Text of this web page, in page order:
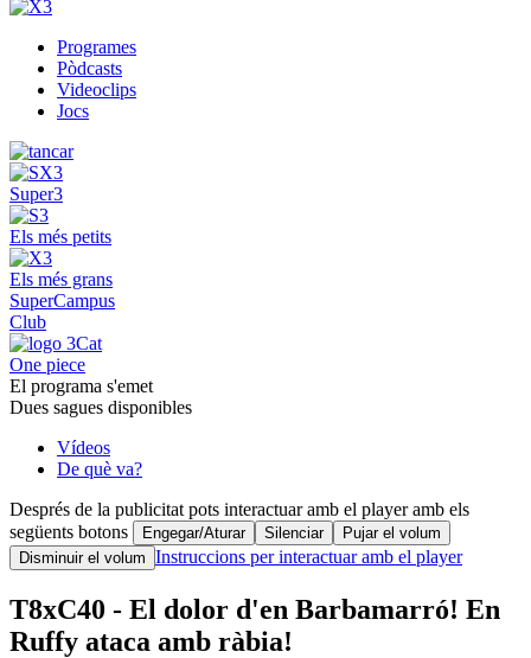
Programes
Pòdcasts
Videoclips
Jocs
Super3
Els més petits
Els més grans
SuperCampus
Club
One piece
El programa s'emet
Dues sagues disponibles
Vídeos
De què va?
Després de la publicitat pots interactuar amb el player amb els
següents botons
Engegar/Aturar Silenciar
Pujar el volum
Disminuir el volum Instruccions per interactuar amb el player
T8xC40 - El dolor d'en Barbamarró! En
Ruffy ataca amb ràbia!